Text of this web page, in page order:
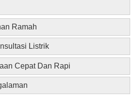
Ramah
Listrik
Cepat Dan Rapi